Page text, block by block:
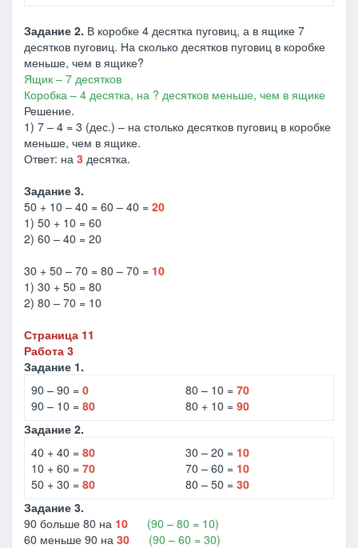
Задание 2. В коробке 4 десятка пуговиц, а в ящике 7
десятков пуговиц. На сколько десятков пуговиц в коробке
меньше, чем в ящике?
Ящик – 7 десятков
Коробка – 4 десятка, на ? десятков меньше, чем в ящике
Решение.
1) 7 – 4 = 3 (дес.) – на столько десятков пуговиц в коробке
меньше, чем в ящике.
Ответ: на 3 десятка.
Задание 3.
50 + 10 – 40 = 60 – 40 = 20
1) 50 + 10 = 60
2) 60 – 40 = 20
30 + 50 – 70 = 80 – 70 = 10
1) 30 + 50 = 80
2) 80 – 70 = 10
Страница 11
Работа 3
Задание 1.
90 – 90 = 0
90 – 10 = 80
80 – 10 = 70
80 + 10 = 90
Задание 2.
40 + 40 = 80
10 + 60 = 70
50 + 30 = 80
30 – 20 = 10
70 – 60 = 10
80 – 50 = 30
Задание 3.
90 больше 80 на 10
(90 – 80 = 10)
60 меньше 90 на 30
(90 – 60 = 30)